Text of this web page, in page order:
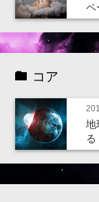
ペ
コア
地
る